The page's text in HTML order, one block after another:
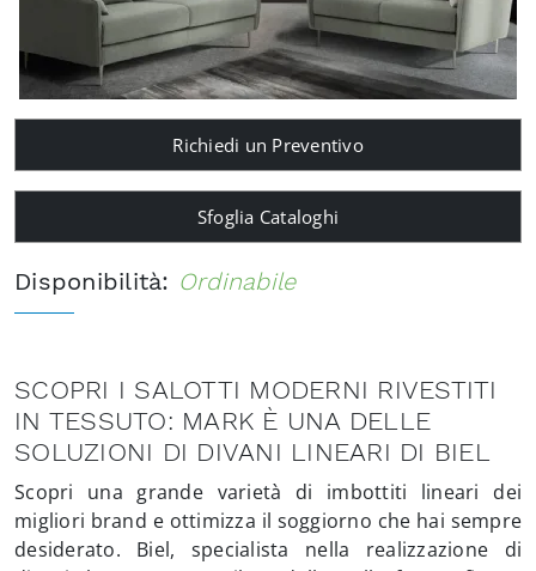
Richiedi un Preventivo
Sfoglia Cataloghi
Disponibilità: Ordinabile
SCOPRI I SALOTTI MODERNI RIVESTITI
IN TESSUTO: MARK È UNA DELLE
SOLUZIONI DI DIVANI LINEARI DI BIEL
Scopri una grande varietà di imbottiti lineari dei
migliori brand e ottimizza il soggiorno che hai sempre
desiderato. Biel, specialista nella realizzazione di